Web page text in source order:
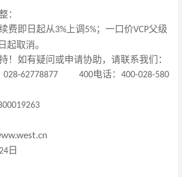
：
费 即日起从3%上调 5%；一口价VCP父级
起取消。
！如有疑问或申请协助，请联系我们：
028-62778877 400电话： 400-028-580
日